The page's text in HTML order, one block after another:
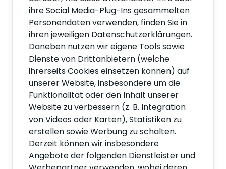
ihre Social Media-Plug-Ins gesammelten
Personendaten verwenden, finden Sie in
ihren jeweiligen Datenschutzerklärungen.
Daneben nutzen wir eigene Tools sowie
Dienste von Drittanbietern (welche
ihrerseits Cookies einsetzen können) auf
unserer Website, insbesondere um die
Funktionalität oder den Inhalt unserer
Website zu verbessern (z. B. Integration
von Videos oder Karten), Statistiken zu
erstellen sowie Werbung zu schalten.
Derzeit können wir insbesondere
Angebote der folgenden Dienstleister und